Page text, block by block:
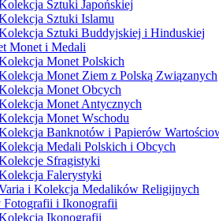
Sztuki Japońskiej
Sztuki Islamu
Sztuki Buddyjskiej i Hinduskiej
Monet i Medali
Monet Polskich
Monet Ziem z Polską Związanych
Monet Obcych
Monet Antycznych
Monet Wschodu
Banknotów i Papierów
Medali Polskich i Obcych
Sfragistyki
Falerystyki
i Kolekcja Medalików Religijnych
Fotografii i Ikonografii
Ikonografii